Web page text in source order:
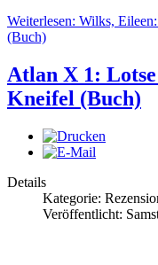
Weiterlesen: Wilks,
(Buch)
Atlan X 1:
Kneifel (Buch)
Details
Kategorie:
Veröffentlicht: